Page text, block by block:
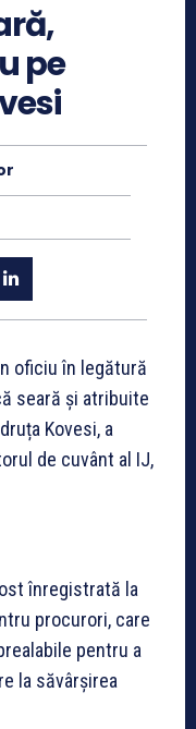
pe
oficiu în legătură
seară și atribuite
Kovesi, a
de cuvânt al IJ,
înregistrată la
procurori, care
pentru a
la săvârșirea